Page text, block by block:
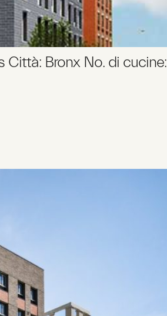
Bronx No. di cucine: